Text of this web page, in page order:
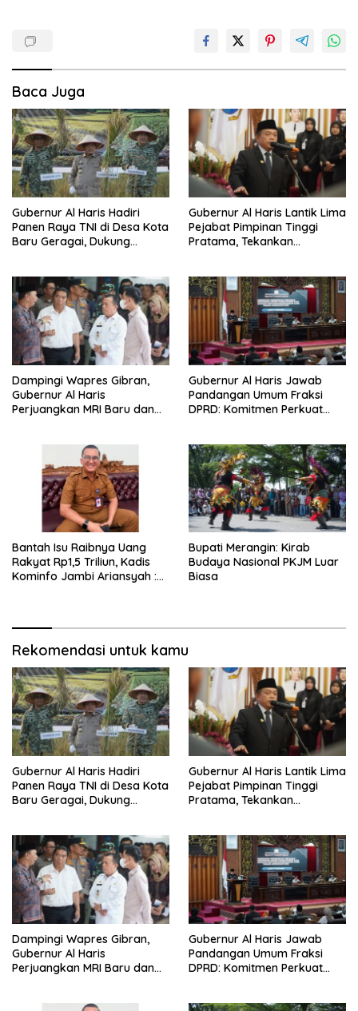
Baca Juga
Gubernur Al Haris Hadiri
Panen Raya TNI di Desa Kota
Baru Geragai, Dukung
Gubernur Al Haris Lantik Lima
Pejabat Pimpinan Tinggi
Pratama, Tekankan
Integritas
Dampingi Wapres Gibran,
Gubernur Al Haris
Perjuangkan MRI Baru dan
Gubernur Al Haris Jawab
Pandangan Umum Fraksi
DPRD: Komitmen Perkuat
Bantah Isu Raibnya Uang
Rakyat Rp1,5 Triliun, Kadis
Kominfo Jambi Ariansyah :
Bupati Merangin: Kirab
Budaya Nasional PKJM Luar
Biasa
Rekomendasi untuk kamu
Gubernur Al Haris Hadiri
Panen Raya TNI di Desa Kota
Baru Geragai, Dukung
Gubernur Al Haris Lantik Lima
Pejabat Pimpinan Tinggi
Pratama, Tekankan
Integritas
Dampingi Wapres Gibran,
Gubernur Al Haris
Perjuangkan MRI Baru dan
Gubernur Al Haris Jawab
Pandangan Umum Fraksi
DPRD: Komitmen Perkuat